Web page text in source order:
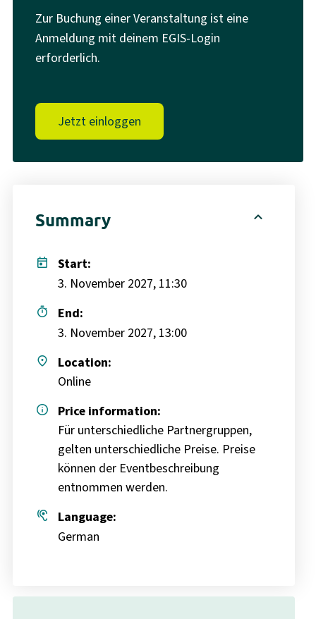
Zur Buchung einer Veranstaltung ist eine
Anmeldung mit deinem EGIS-Login
erforderlich.
Jetzt einloggen
Summary expand_less
today
Start:
3. November 2027, 11:30
timer
End:
3. November 2027, 13:00
place
Location:
Online
info
Price information:
Für unterschiedliche Partnergruppen,
gelten unterschiedliche Preise. Preise
können der Eventbeschreibung
entnommen werden.
hearing
Language:
German